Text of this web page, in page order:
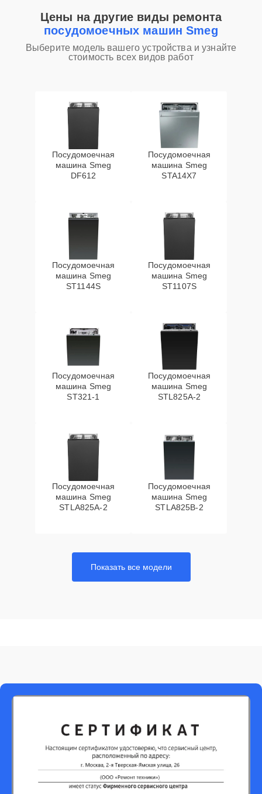
Цены на другие виды ремонта
посудомоечных машин Smeg
Выберите модель вашего устройства и узнайте
стоимость всех видов работ
Посудомоечная
машина Smeg
DF612
Посудомоечная
машина Smeg
STA14X7
Посудомоечная
машина Smeg
ST1144S
Посудомоечная
машина Smeg
ST1107S
Посудомоечная
машина Smeg
ST321-1
Посудомоечная
машина Smeg
STL825A-2
Посудомоечная
машина Smeg
STLA825A-2
Посудомоечная
машина Smeg
STLA825B-2
Показать все модели